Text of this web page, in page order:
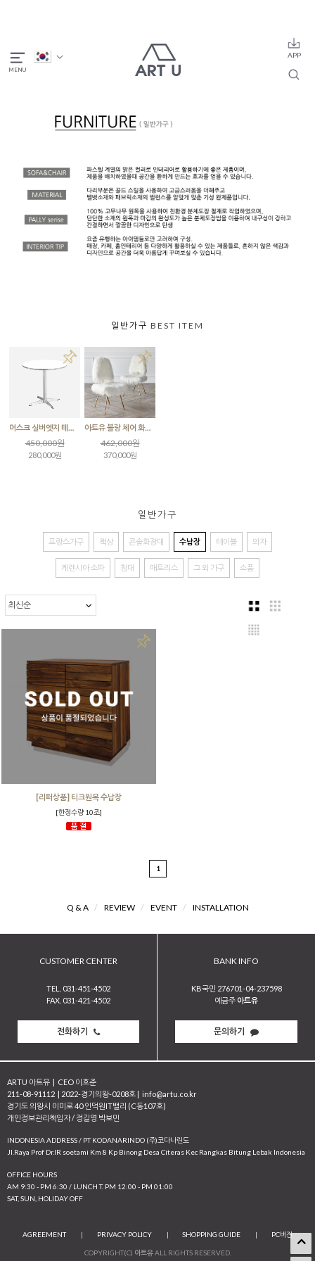
일반가구 BEST ITEM
머스크 실버엣지 테이블 실버다리
450,000원
280,000원
아트유 블랑 체어 화이트
462,000원
370,000원
일반가구
프랑스가구 책상 콘솔화장대 수납장 테이블 의자
케렌시아 소파 침대 매트리스 그 외 가구 소품
[리퍼상품] 티크원목 수납장
[한정수량 10조]
1
Q & A / REVIEW / EVENT / INSTALLATION
CUSTOMER CENTER
TEL. 031-451-4502
FAX. 031-421-4502
전화하기
BANK INFO
KB국민 276701-04-237598
예금주 아트유
문의하기
ARTU 아트유 | CEO 이호준
211-08-91112 | 2022-경기의왕-0208호 | info@artu.co.kr
경기도 의왕시 이미로 40 인덕원IT밸리 (C동107호)
개인정보관리책임자 / 정길영 박보민
INDONESIA ADDRESS / PT KODANARINDO (주)코다나린도
JI.Raya Prof Dr.IR soetami Km 8 Kp Binong Desa Citeras Kec Rangkas Bitung Lebak Indonesia
OFFICE HOURS
AM 9:30 - PM 6:30 / LUNCH T. PM 12:00 - PM 01:00
SAT, SUN, HOLIDAY OFF
AGREEMENT | PRIVACY POLICY | SHOPPING GUIDE | PC버전
COPYRIGHT(C) 아트유ALL RIGHTS RESERVED.